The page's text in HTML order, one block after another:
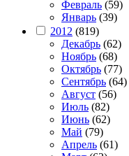
Февраль (59)
Январь (39)
2012 (819)
Декабрь (62)
Ноябрь (68)
Октябрь (77)
Сентябрь (64)
Август (56)
Июль (82)
Июнь (62)
Май (79)
Апрель (61)